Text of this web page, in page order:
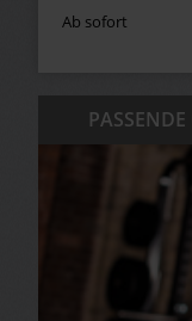
Ab sofort